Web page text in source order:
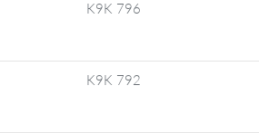
K9K 796
K9K 792